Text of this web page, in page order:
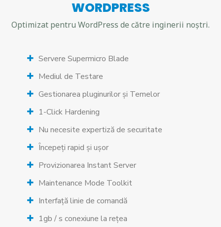
WORDPRESS
Optimizat pentru WordPress de către inginerii noștri.
Servere Supermicro Blade
Mediul de Testare
Gestionarea pluginurilor și Temelor
1-Click Hardening
Nu necesite expertiză de securitate
Începeți rapid și ușor
Provizionarea Instant Server
Maintenance Mode Toolkit
Interfață linie de comandă
1gb / s conexiune la rețea